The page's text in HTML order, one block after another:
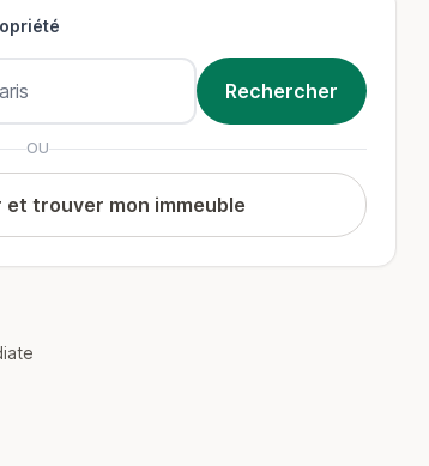
OU
trouver mon immeuble